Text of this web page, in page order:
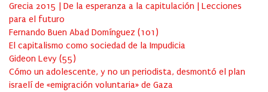
Grecia 2015 | De la esperanza a la capitulación | Lecciones
para el futuro
Fernando Buen Abad Domínguez (101 )
El capitalismo como sociedad de la Impudicia
Gideon Levy (55)
Cómo un adolescente, y no un periodista, desmontó el plan
israelí de «emigración voluntaria» de Gaza